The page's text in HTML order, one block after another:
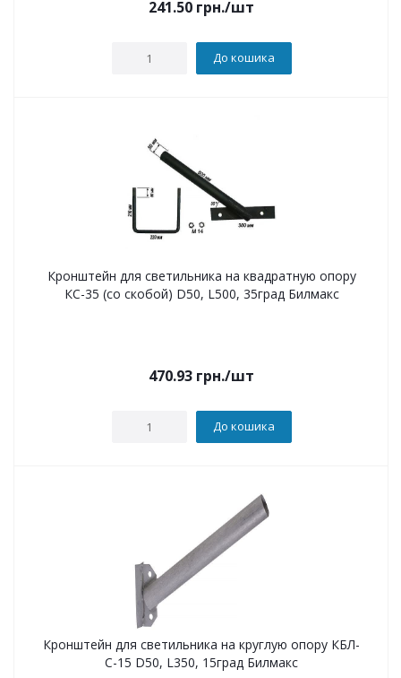
241.50 грн./шт
До кошика
Кронштейн для светильника на квадратную опору
КС-35 (со скобой) D50, L500, 35град Билмакс
470.93 грн./шт
До кошика
Кронштейн для светильника на круглую опору КБЛ-
С-15 D50, L350, 15град Билмакс